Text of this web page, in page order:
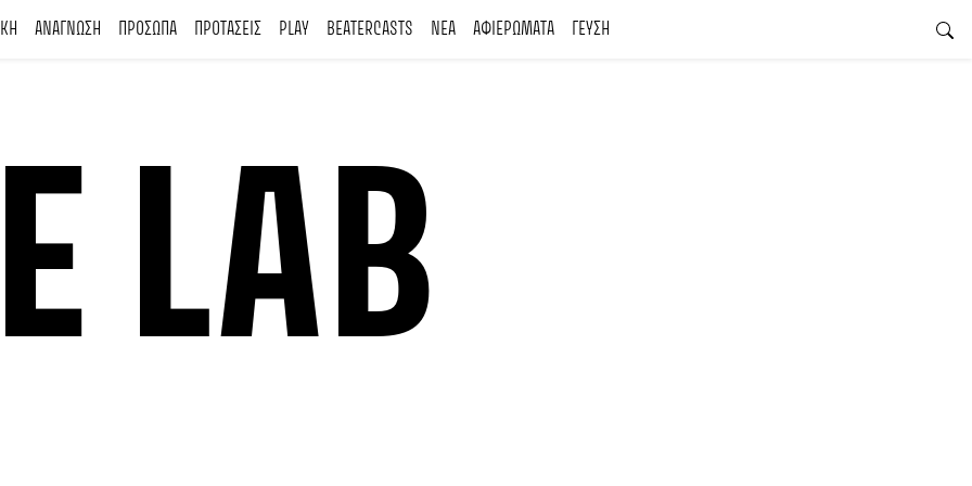
ΑΝΑΓΝΩΣΗ ΠΡΟΣΩΠΑ ΠΡΟΤΑΣΕΙΣ PLAY BEATERCASTS ΝΕΑ ΑΦΙΕΡΩΜΑΤΑ ΓΕΥΣΗ
LAB